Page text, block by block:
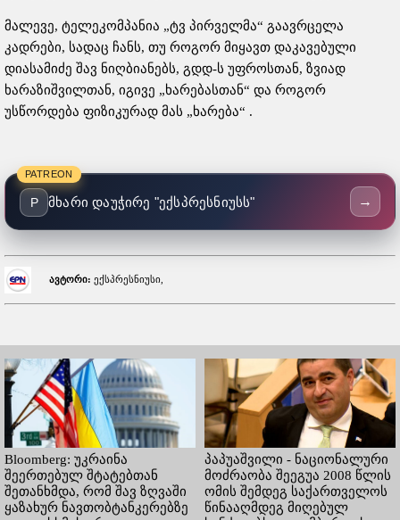
მალევე, ტელეკომპანია „ტვ პირველმა“ გაავრცელა
კადრები, სადაც ჩანს, თუ როგორ მიყავთ დაკავებული
დიასამიძე შავ ნიღბიანებს, გდდ-ს უფროსთან, ზვიად
ხარაზიშვილთან, იგივე „ხარებასთან“ და როგორ
უსწორდება ფიზიკურად მას „ხარება“ .
PATREON
P მხარი დაუჭირე "ექსპრესნიუსს" →
ავტორი: ექსპრესნიუსი,
Bloomberg: უკრაინა
შეერთებულ შტატებთან
შეთანხმდა, რომ შავ ზღვაში
ყაზახურ ნავთობტანკერებზე
პაპუაშვილი - ნაციონალური
მოძრაობა შეეგუა 2008 წლის
ომის შემდეგ საქართველოს
წინააღმდეგ მიღებულ